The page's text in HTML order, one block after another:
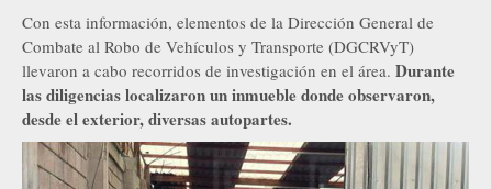
Con esta información, elementos de la Dirección General de
Combate al Robo de Vehículos y Transporte (DGCRVyT)
llevaron a cabo recorridos de investigación en el área. Durante
las diligencias localizaron un inmueble donde observaron,
desde el exterior, diversas autopartes.